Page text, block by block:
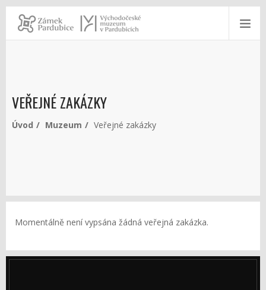
VEŘEJNÉ ZAKÁZKY
Úvod Muzeum Veřejné zakázky
Momentálně není vypsána žádná veřejná zakázka.